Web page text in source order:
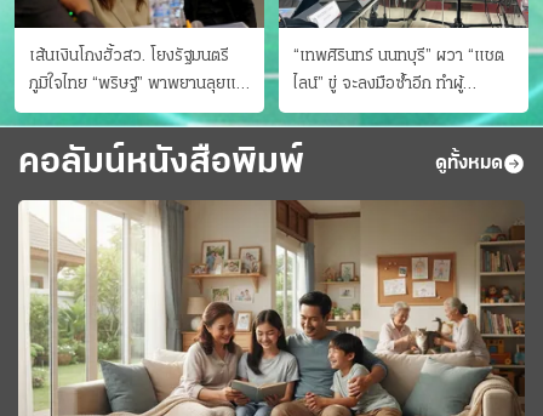
เส้นเงินโกงฮั้วสว. โยงรัฐมนตรี
ภูมิใจไทย “พริษฐ์” พาพยานลุยแฉ
มีโอนให้คนกกต.ด้วย
“เทพศิรินทร์ นนทบุรี” ผวา “แชต
ไลน์” ขู่ จะลงมือซ้ำอีก ทําผู้
ปกครองแตกตื่นแจ้งตำรวจ
คอลัมน์หนังสือพิมพ์ ดูทั้งหมด